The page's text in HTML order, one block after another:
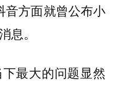
音方面就曾公布小
息。
最大的问题显然